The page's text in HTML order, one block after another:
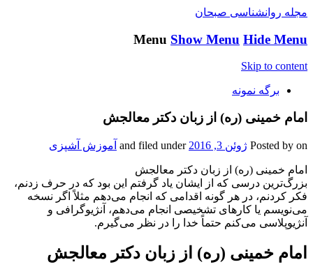
مجله روانشناسی صبحان
Menu Show Menu Hide Menu
Skip to content
برگه نمونه
امام خمینی (ره) از زبان دکتر معالجش
Posted by on ژوئن 3, 2016 and filed under آموزش آشپزی
امام خمینی (ره) از زبان دکتر معالجش
بزرگ‌ترین درسی که از ایشان یاد گرفتم این بود که در حرف زدنم،
فکر کردنم، در هر گونه اقدامی که انجام می‌دهم مثلاً اگر نسخه
می‌نویسم یا کارهای تشخیصی انجام می‌دهم، آنژیوگرافی و
آنژیوپلاسی می‌کنم حتماً خدا را در نظر می‌گیرم.
امام خمینی (ره) از زبان دکتر معالجش